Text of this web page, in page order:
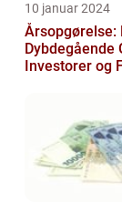
10 januar 2024
Årsopgørelse:
Dybdegående
Investorer og